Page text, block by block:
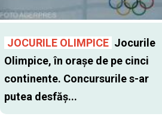
JOCURILE OLIMPICE Jocurile
Olimpice, în oraşe de pe cinci
continente. Concursurile s-ar
putea desfăş...